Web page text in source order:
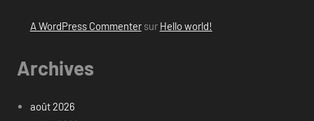
A WordPress Commentersur Hello world!
Archives
août 2026